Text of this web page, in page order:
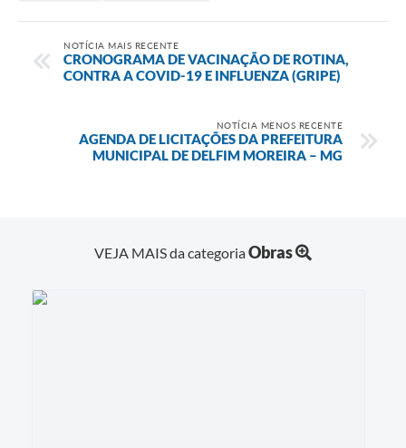
NOTÍCIA MAIS RECENTE
CRONOGRAMA DE VACINAÇÃO DE ROTINA,
CONTRA A COVID-19 E INFLUENZA (GRIPE)
NOTÍCIA MENOS RECENTE
AGENDA DE LICITAÇÕES DA PREFEITURA
MUNICIPAL DE DELFIM MOREIRA – MG
VEJA MAIS da categoriaObras